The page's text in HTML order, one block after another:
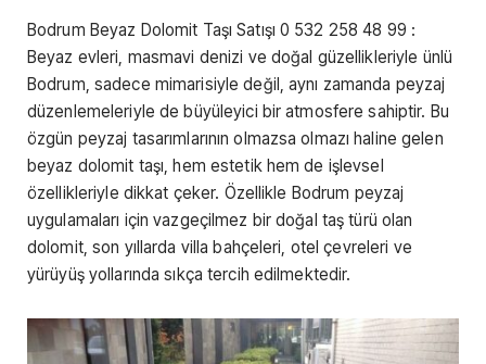
Bodrum Beyaz Dolomit Taşı Satışı 0 532 258 48 99 :
Beyaz evleri, masmavi denizi ve doğal güzellikleriyle ünlü
Bodrum, sadece mimarisiyle değil, aynı zamanda peyzaj
düzenlemeleriyle de büyüleyici bir atmosfere sahiptir. Bu
özgün peyzaj tasarımlarının olmazsa olmazı haline gelen
beyaz dolomit taşı, hem estetik hem de işlevsel
özellikleriyle dikkat çeker. Özellikle Bodrum peyzaj
uygulamaları için vazgeçilmez bir doğal taş türü olan
dolomit, son yıllarda villa bahçeleri, otel çevreleri ve
yürüyüş yollarında sıkça tercih edilmektedir.